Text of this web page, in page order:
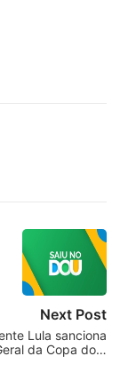
Next Post
Lula sanciona
da Copa do…